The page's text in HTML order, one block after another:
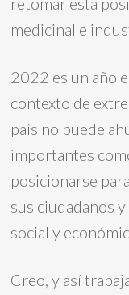
medicinal e
2022 es un año
contexto de
país no puede
importantes
posicionarse
sus ciudadanos
social y
Creo, y así